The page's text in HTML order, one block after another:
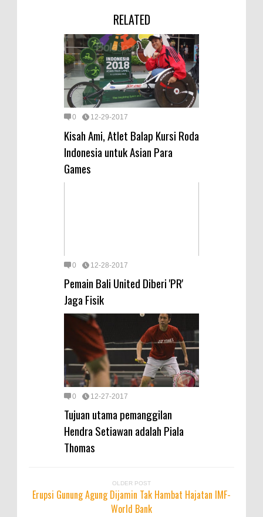
RELATED
0 12-29-2017
Kisah Ami, Atlet Balap Kursi Roda
Indonesia untuk Asian Para
Games
0 12-28-2017
Pemain Bali United Diberi 'PR'
Jaga Fisik
0 12-27-2017
Tujuan utama pemanggilan
Hendra Setiawan adalah Piala
Thomas
OLDER POST
Erupsi Gunung Agung Dijamin Tak Hambat Hajatan IMF-
World Bank